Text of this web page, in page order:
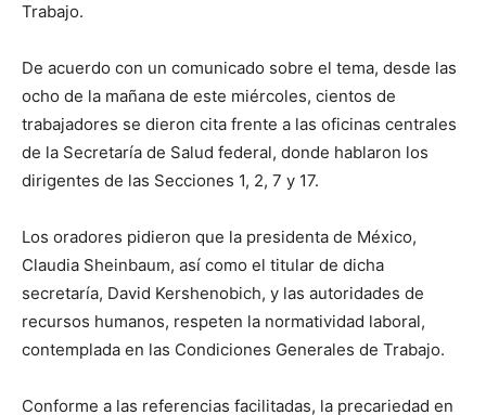
Trabajo.
De acuerdo con un comunicado sobre el tema, desde las
ocho de la mañana de este miércoles, cientos de
trabajadores se dieron cita frente a las oficinas centrales
de la Secretaría de Salud federal, donde hablaron los
dirigentes de las Secciones 1, 2, 7 y 17.
Los oradores pidieron que la presidenta de México,
Claudia Sheinbaum, así como el titular de dicha
secretaría, David Kershenobich, y las autoridades de
recursos humanos, respeten la normatividad laboral,
contemplada en las Condiciones Generales de Trabajo.
Conforme a las referencias facilitadas, la precariedad en